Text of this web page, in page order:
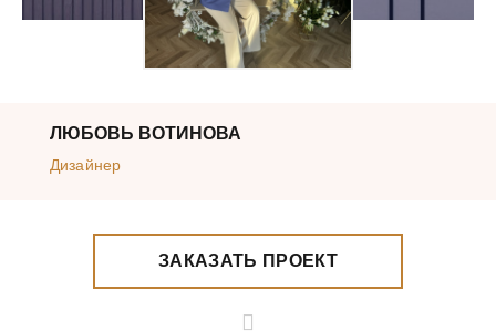
ЛЮБОВЬ ВОТИНОВА
Дизайнер
ЗАКАЗАТЬ ПРОЕКТ